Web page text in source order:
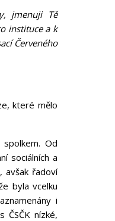
jmenuji Tě
instituce a k
Červeného
které mělo
Od
sociálních a
avšak řadoví
byla vcelku
i
nízké,